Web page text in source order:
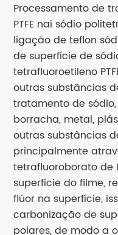
Processamento de
PTFE nai sódio
ligação de teflon
de superfície de
tetrafluoroetileno
outras substâncias
tratamento de
borracha, metal,
outras substâncias
principalmente
tetrafluoroborato de
superfície do filme,
flúor na superfície,
carbonização de
polares, de modo a